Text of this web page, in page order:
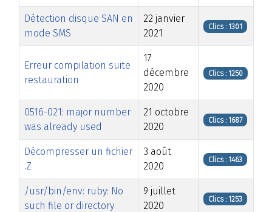
Détection disque SAN en
mode SMS
22 janvier
2021
Clics : 1301
Erreur compilation suite
restauration
17
décembre
2020
Clics : 1250
0516-021: major number
was already used
21 octobre
2020
Clics : 1687
Décompresser un fichier
.Z
3 août
2020
Clics : 1463
/usr/bin/env: ruby: No
such file or directory
9 juillet
2020
Clics : 1253